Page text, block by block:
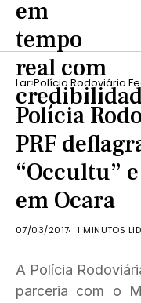
Lar Polícia Rodoviária
“Occultu” e prende
Polícia
PRF
“Occultu”
em Ocara
07/03/2017 1 MINUTOS
A Polícia
parceria com o